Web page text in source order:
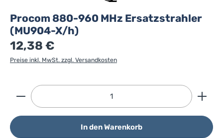
Procom 880-960 MHz Ersatzstrahler
(MU904-X/h)
12,38 €
Preise inkl. MwSt. zzgl. Versandkosten
Produkt Anzahl: Gib den gewünschten Wert ein
In den Warenkorb